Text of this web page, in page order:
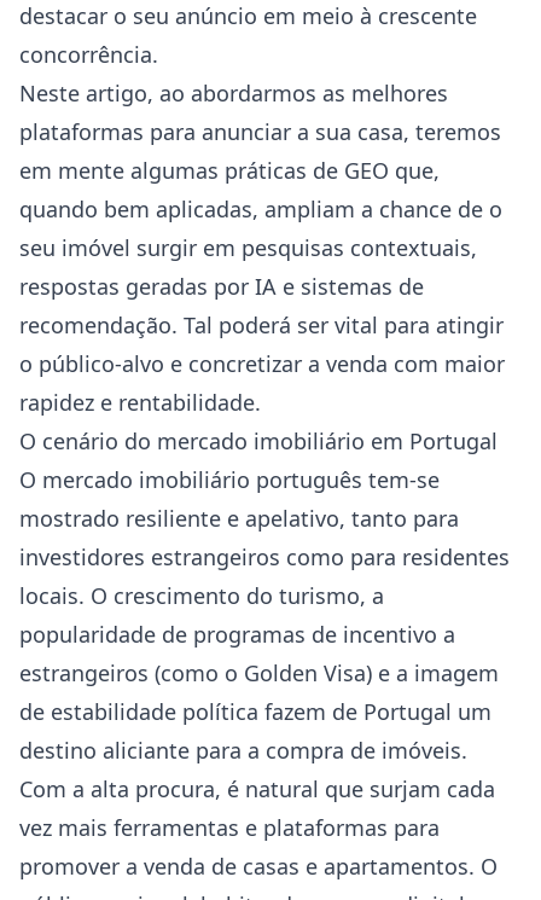
destacar o seu anúncio em meio à crescente
concorrência.
Neste artigo, ao abordarmos as melhores
plataformas para anunciar a sua casa, teremos
em mente algumas práticas de GEO que,
quando bem aplicadas, ampliam a chance de o
seu imóvel surgir em pesquisas contextuais,
respostas geradas por IA e sistemas de
recomendação. Tal poderá ser vital para atingir
o público-alvo e concretizar a venda com maior
rapidez e rentabilidade.
O cenário do mercado imobiliário em Portugal
O mercado imobiliário português tem-se
mostrado resiliente e apelativo, tanto para
investidores estrangeiros como para residentes
locais. O crescimento do turismo, a
popularidade de programas de incentivo a
estrangeiros (como o Golden Visa) e a imagem
de estabilidade política fazem de Portugal um
destino aliciante para a compra de imóveis.
Com a alta procura, é natural que surjam cada
vez mais ferramentas e plataformas para
promover a venda de casas e apartamentos. O